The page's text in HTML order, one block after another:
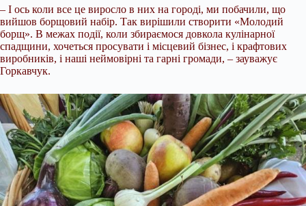
– І ось коли все це виросло в них на городі, ми побачили, що
вийшов борщовий набір. Так вирішили створити «Молодий
борщ». В межах події, коли збираємося довкола кулінарної
спадщини, хочеться просувати і місцевий бізнес, і крафтових
виробників, і наші неймовірні та гарні громади, – зауважує
Горкавчук.